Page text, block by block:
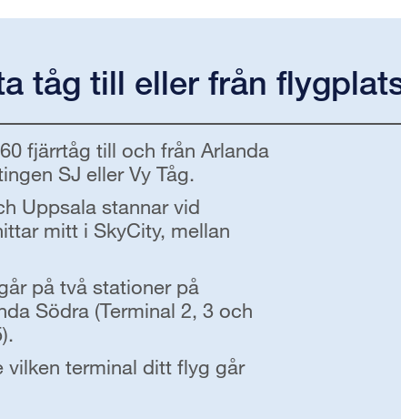
tåg till eller från
fjärrtåg till och från Arlanda
SJ eller Vy Tåg.
Uppsala stannar vid
mitt i SkyCity, mellan
på två stationer på
Södra (Terminal 2, 3 och
vilken terminal ditt flyg går